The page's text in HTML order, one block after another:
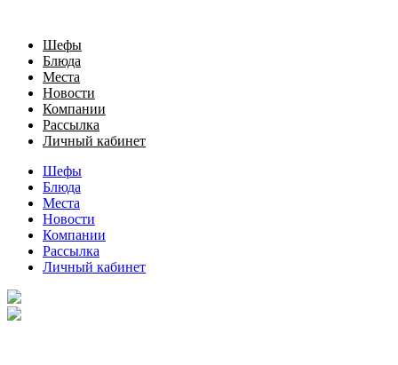
Шефы
Блюда
Места
Новости
Компании
Рассылка
Личный кабинет
Шефы
Блюда
Места
Новости
Компании
Рассылка
Личный кабинет